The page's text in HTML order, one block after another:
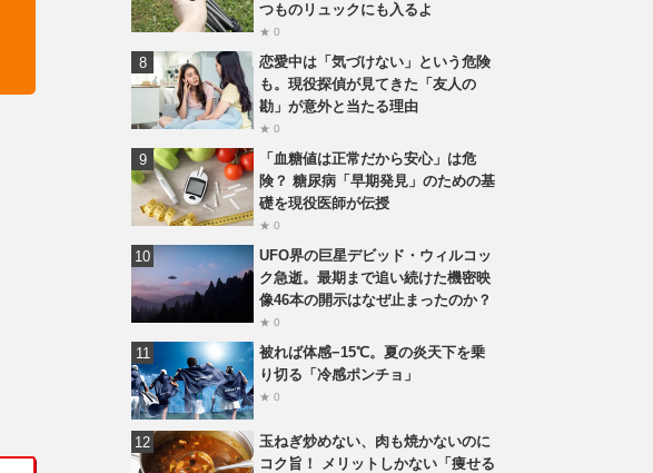
つものリュックにも入るよ
★ 0
恋愛中は「気づけない」という危険
も。現役探偵が見てきた「友人の
勘」が意外と当たる理由
★ 0
「血糖値は正常だから安心」は危
険？ 糖尿病「早期発見」のための基
礎を現役医師が伝授
★ 0
UFO界の巨星デビッド・ウィルコッ
ク急逝。最期まで追い続けた機密映
像46本の開示はなぜ止まったのか？
★ 0
被れば体感−15℃。夏の炎天下を乗
り切る「冷感ポンチョ」
★ 0
玉ねぎ炒めない、肉も焼かないのに
コク旨！ メリットしかない「痩せる